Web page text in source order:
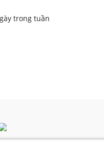
trong tuần